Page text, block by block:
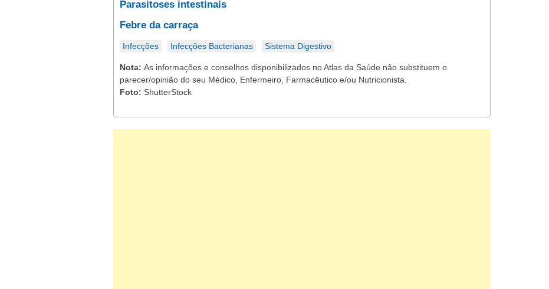
Parasitoses intestinais
Febre da carraça
Infecções Infecções Bacterianas Sistema Digestivo
Nota: As informações e conselhos disponibilizados no Atlas da Saúde não substituem o
parecer/opinião do seu Médico, Enfermeiro, Farmacêutico e/ou Nutricionista.
Foto: ShutterStock